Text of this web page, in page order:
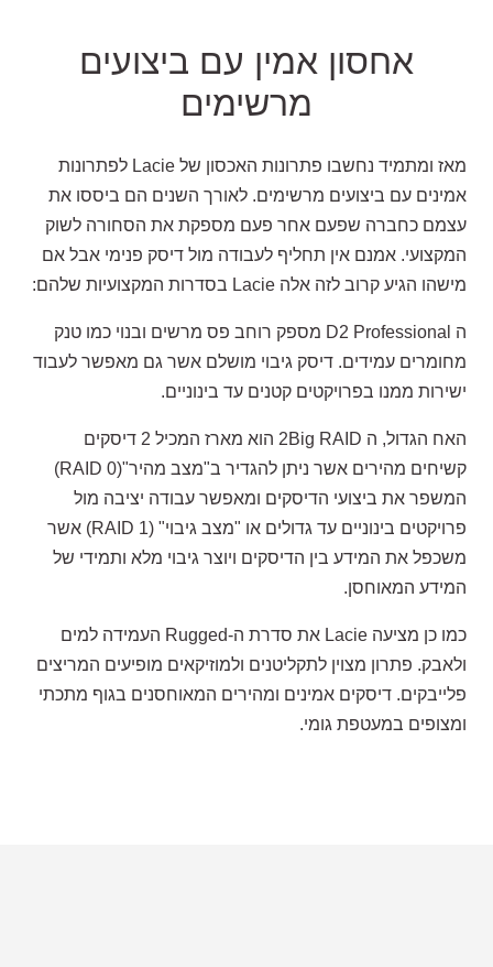
אחסון אמין עם ביצועים
מרשימים
מאז ומתמיד נחשבו פתרונות האכסון של
לפתרונות
אמינים עם ביצועים מרשימים. לאורך השנים הם ביססו את
עצמם כחברה שפעם אחר פעם מספקת את הסחורה לשוק
המקצועי. אמנם אין תחליף לעבודה מול דיסק פנימי אבל אם
מישהו הגיע קרוב לזה אלה
בסדרות המקצועיות שלהם:
ה Professional
מספק רוחב פס מרשים ובנוי כמו טנק
מחומרים עמידים. דיסק גיבוי מושלם אשר גם מאפשר לעבוד
ישירות ממנו בפרויקטים קטנים עד בינוניים.
האח הגדול, ה
הוא מארז המכיל 2 דיסקים
קשיחים מהירים אשר ניתן להגדיר ב"מצב מהיר"(RAID 0)
המשפר את ביצועי הדיסקים ומאפשר עבודה יציבה מול
פרויקטים בינוניים עד גדולים או "מצב גיבוי" (
RAID 1)
אשר
משכפל את המידע בין הדיסקים ויוצר גיבוי מלא ותמידי של
המידע המאוחסן.
כמו כן מציעה את סדרת ה-Rugged
העמידה למים
ולאבק. פתרון מצוין לתקליטנים ולמוזיקאים מופיעים המריצים
פלייבקים. דיסקים אמינים ומהירים המאוחסנים בגוף מתכתי
ומצופים במעטפת גומי.